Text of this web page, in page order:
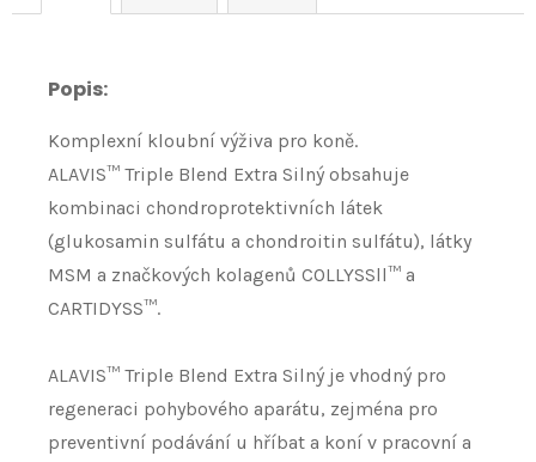
Popis:
Komplexní kloubní výživa pro koně.
ALAVIS™ Triple Blend Extra Silný obsahuje
kombinaci chondroprotek­tivních látek
(glukosamin sulfátu a chondroitin sulfátu), látky
MSM a značkových kolagenů COLLYSSll™ a
CARTIDYSS™.
ALAVIS™ Triple Blend Extra Silný je vhodný pro
regeneraci pohybového aparátu, zejména pro
preventivní podávání u hříbat a koní v pracovní a